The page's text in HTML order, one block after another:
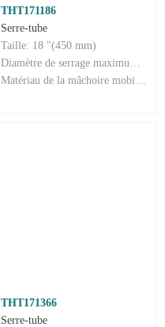
THT171186
Serre-tube
Taille: 18 "(450 mm)
Diamètre de serrage maximum : 60 mm
Matériau de la mâchoire mobile : Cr-Mo
THT171366
Serre-tube